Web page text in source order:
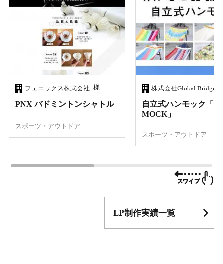
フェニックス株式会社 様
PNX バドミントンシャトル
スポーツ・アウトドア
自立式ハンモック「
MOCK」
スポーツ・アウトドア
LP制作実績一覧